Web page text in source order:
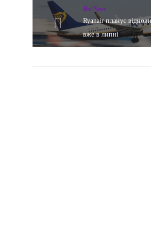
Hot News
Ryanair планує
вже в липні